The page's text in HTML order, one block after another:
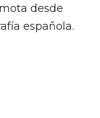
desde
española.